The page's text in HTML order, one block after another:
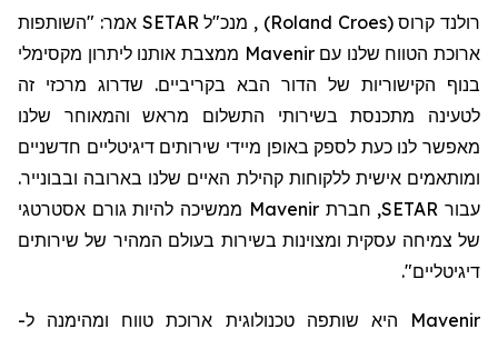
רולנד קרוס (Roland Croes
)
, מנכ"ל SETAR אמר: "השותפות
ארוכת הטווח שלנו עם Mavenir ממצבת אותנו ליתרון מקסימלי
בנוף הקישוריות של הדור הבא בקריביים. שדרוג מרכזי זה
לטעינה מתכנסת בשירותי התשלום מראש והמאוחר שלנו
מאפשר לנו כעת לספק באופן מיידי שירותים דיגיטליים חדשניים
ומותאמים אישית ללקוחות קהילת האיים שלנו בארובה ובבונייר.
עבור SETAR,
חברת
Mavenir ממשיכה להיות גורם אסטרטגי
של צמיחה עסקית ומצוינות בשירות בעולם המהיר של שירותים
דיגיטליים".
Mavenir היא שותפה טכנולוגית ארוכת טווח ומהימנה ל-